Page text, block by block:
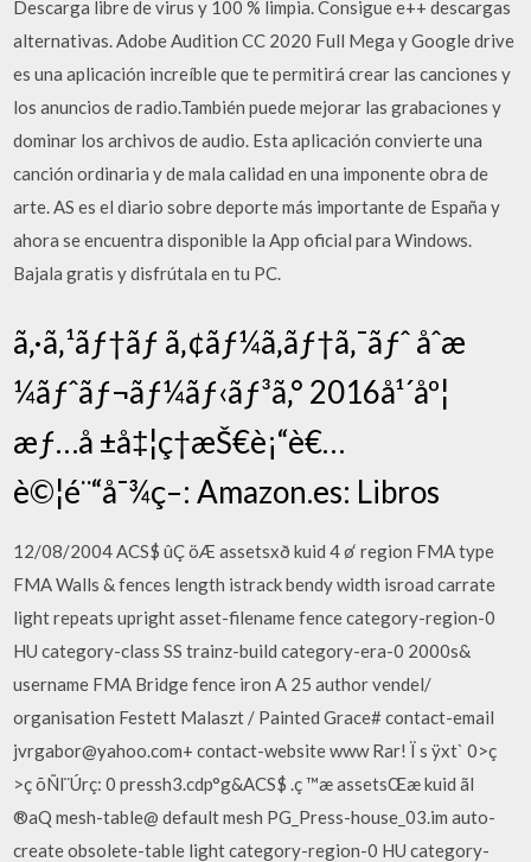
Descarga libre de virus y 100 % limpia. Consigue e++ descargas
alternativas. Adobe Audition CC 2020 Full Mega y Google drive
es una aplicación increíble que te permitirá crear las canciones y
los anuncios de radio.También puede mejorar las grabaciones y
dominar los archivos de audio. Esta aplicación convierte una
canción ordinaria y de mala calidad en una imponente obra de
arte. AS es el diario sobre deporte más importante de España y
ahora se encuentra disponible la App oficial para Windows.
Bajala gratis y disfrútala en tu PC.
ã‚·ã‚¹ãƒ†ãƒ ã‚¢ãƒ¼ã‚­ãƒ†ã‚¯ãƒˆ åˆæ
¼ãƒˆãƒ¬ãƒ¼ãƒ‹ãƒ³ã‚° 2016å¹´åº¦
æƒ…å ±å‡¦ç†æŠ€è¡“è€…
è©¦é¨“å¯¾ç­–: Amazon.es: Libros
12/08/2004 ACS$ ûÇ öÆ assetsxð kuid 4 ø‘ region FMA type
FMA Walls & fences length istrack bendy width isroad carrate
light repeats upright asset-filename fence category-region-0
HU category-class SS trainz-build category-era-0 2000s&
username FMA Bridge fence iron A 25 author vendel/
organisation Festett Malaszt / Painted Grace# contact-email
jvrgabor@yahoo.com+ contact-website www Rar! Ï s ÿxt` 0>ç
>ç õÑl¨Úrç: 0 pressh3.cdp°g­&ACS$ .ç ™æ assetsŒæ kuid ãI
®aQ mesh-table@ default mesh PG_Press-house_03.im auto-
create obsolete-table light category-region-0 HU category-